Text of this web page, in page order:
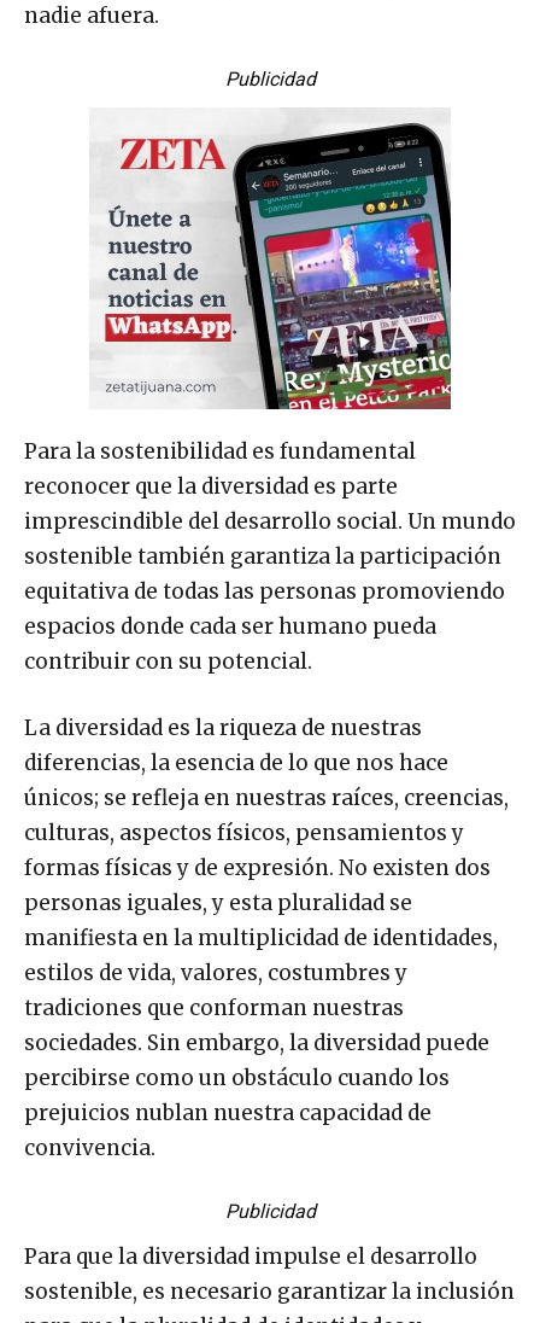
nadie afuera.
Publicidad
Para la sostenibilidad es fundamental
reconocer que la diversidad es parte
imprescindible del desarrollo social. Un mundo
sostenible también garantiza la participación
equitativa de todas las personas promoviendo
espacios donde cada ser humano pueda
contribuir con su potencial.
La diversidad es la riqueza de nuestras
diferencias, la esencia de lo que nos hace
únicos; se refleja en nuestras raíces, creencias,
culturas, aspectos físicos, pensamientos y
formas físicas y de expresión. No existen dos
personas iguales, y esta pluralidad se
manifiesta en la multiplicidad de identidades,
estilos de vida, valores, costumbres y
tradiciones que conforman nuestras
sociedades. Sin embargo, la diversidad puede
percibirse como un obstáculo cuando los
prejuicios nublan nuestra capacidad de
convivencia.
Publicidad
Para que la diversidad impulse el desarrollo
sostenible, es necesario garantizar la inclusión